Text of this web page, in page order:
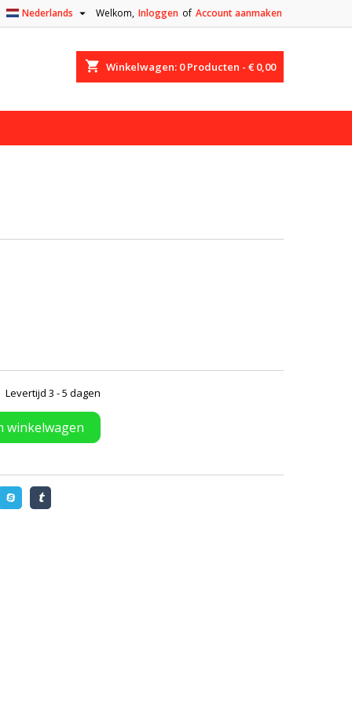
Welkom, Inloggen of Account aanmaken
Nederlands 
shopping_cart Winkelwagen: 0Producten - € 0,00
Levertijd 3 - 5 dagen
winkelwagen